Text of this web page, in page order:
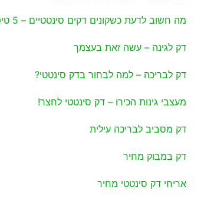
מה חשוב לדעת כשקונים דקים סינטטיים – 5 טיפים
דק לגינה – עשה זאת בעצמך
דק לבריכה – למה לבחור בדק סינטטי?
מעצבי גינות הכירו – דק סינטטי לחצר!
דק מסביב לבריכה עילית
דק במבוק מחיר
אריחי דק סינטטי מחיר